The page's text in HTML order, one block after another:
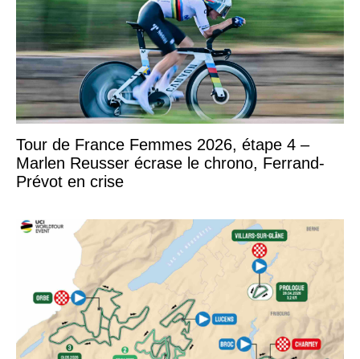
Tour de France Femmes 2026, étape 4 –
Marlen Reusser écrase le chrono, Ferrand-
Prévot en crise